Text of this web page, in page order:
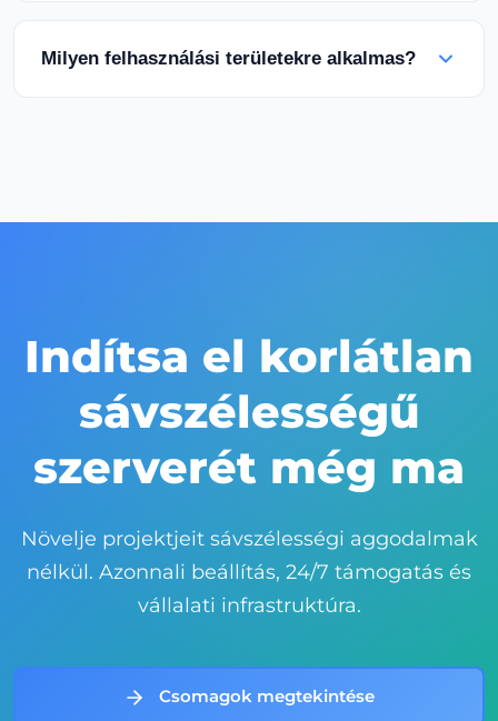
sávszélességű dedikált szerverünkön. Szerverét
mindig 100 Gbps+ védelmi kapacitás védi.
Milyen felhasználási területekre alkalmas?
és minden nagy sávszélességet igénylő
Indítsa el korlátlan
sávszélességű
szerverét még ma
Növelje projektjeit sávszélességi aggodalmak
nélkül. Azonnali beállítás, 24/7 támogatás és
vállalati infrastruktúra.
Csomagok megtekintése